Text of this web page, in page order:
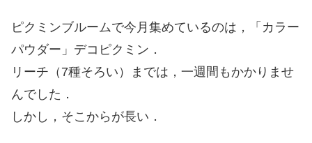
ピクミンブルームで今月集めているのは，「カラー
パウダー」デコピクミン．
リーチ（7種そろい）までは，一週間もかかりませ
んでした．
しかし，そこからが長い．